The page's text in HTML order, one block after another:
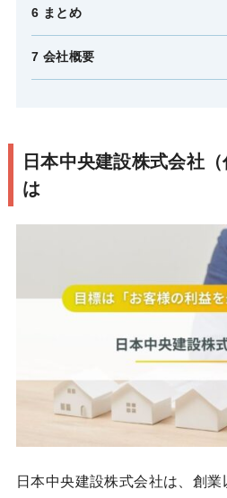
6 まとめ
7 会社概要
日本中央建設株式会社
は
日本中央建設株式会社は、創業